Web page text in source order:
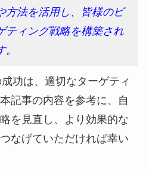
方法を活用し、皆様のビ
ティング戦略を構築され
功は、適切なターゲティ
記事の内容を参考に、自
を見直し、より効果的な
なげていただければ幸い